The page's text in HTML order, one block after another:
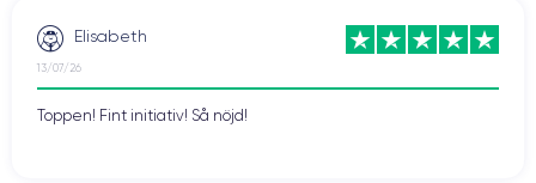
Elisabeth
13/07/26
Toppen! Fint initiativ! Så nöjd!